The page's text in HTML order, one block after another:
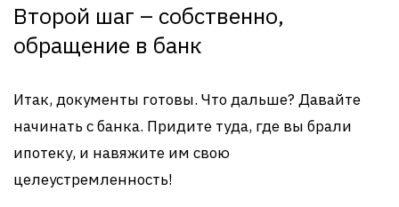
Второй шаг – собственно,
обращение в банк
Итак, документы готовы. Что дальше? Давайте
начинать с банка. Придите туда, где вы брали
ипотеку, и навяжите им свою
целеустремленность!